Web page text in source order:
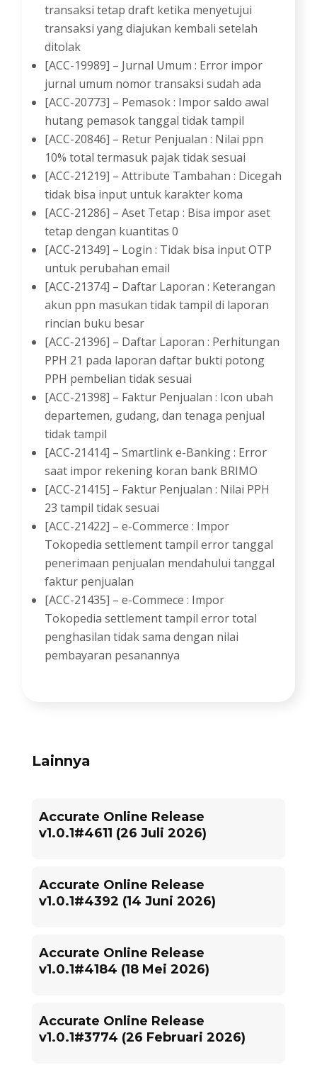
transaksi tetap draft ketika menyetujui
transaksi yang diajukan kembali setelah
ditolak
[ACC-19989] – Jurnal Umum : Error impor
jurnal umum nomor transaksi sudah ada
[ACC-20773] – Pemasok : Impor saldo awal
hutang pemasok tanggal tidak tampil
[ACC-20846] – Retur Penjualan : Nilai ppn
10% total termasuk pajak tidak sesuai
[ACC-21219] – Attribute Tambahan : Dicegah
tidak bisa input untuk karakter koma
[ACC-21286] – Aset Tetap : Bisa impor aset
tetap dengan kuantitas 0
[ACC-21349] – Login : Tidak bisa input OTP
untuk perubahan email
[ACC-21374] – Daftar Laporan : Keterangan
akun ppn masukan tidak tampil di laporan
rincian buku besar
[ACC-21396] – Daftar Laporan : Perhitungan
PPH 21 pada laporan daftar bukti potong
PPH pembelian tidak sesuai
[ACC-21398] – Faktur Penjualan : Icon ubah
departemen, gudang, dan tenaga penjual
tidak tampil
[ACC-21414] – Smartlink e-Banking : Error
saat impor rekening koran bank BRIMO
[ACC-21415] – Faktur Penjualan : Nilai PPH
23 tampil tidak sesuai
[ACC-21422] – e-Commerce : Impor
Tokopedia settlement tampil error tanggal
penerimaan penjualan mendahului tanggal
faktur penjualan
[ACC-21435] – e-Commece : Impor
Tokopedia settlement tampil error total
penghasilan tidak sama dengan nilai
pembayaran pesanannya
Lainnya
Accurate Online Release
v1.0.1#4611 (26 Juli 2026)
Accurate Online Release
v1.0.1#4392 (14 Juni 2026)
Accurate Online Release
v1.0.1#4184 (18 Mei 2026)
Accurate Online Release
v1.0.1#3774 (26 Februari 2026)